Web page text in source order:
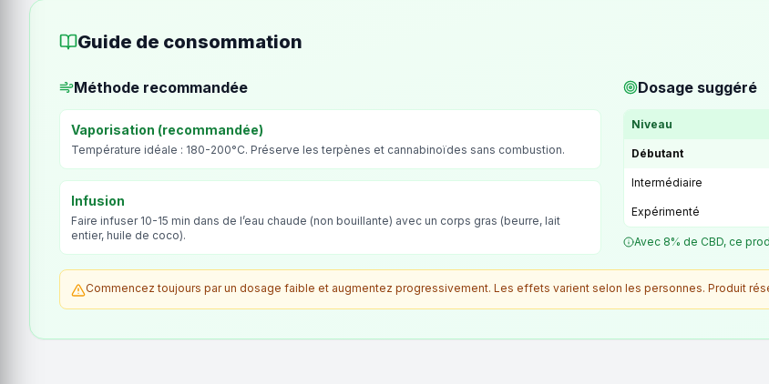
Guide de consommation
Méthode recommandée
Vaporisation (recommandée)
Température idéale : 180-200°C. Préserve les terpènes et cannabinoïdes sans combustion.
Infusion
Faire infuser 10-15 min dans de l’eau chaude (non bouillante) avec un corps gras (beurre, lait
entier, huile de coco).
Dosage suggéré
Niveau
Débutant
Intermédiaire
Expérimenté
Avec 8% de CBD, ce
Commencez toujours par un dosage faible et augmentez progressivement. Les effets varient selon les personnes. Produit